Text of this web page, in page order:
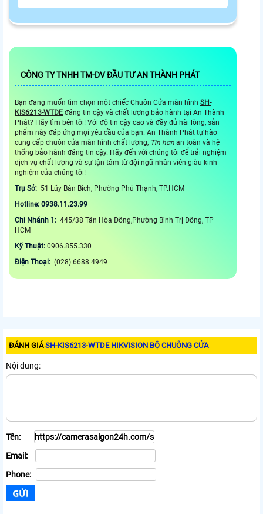
CÔNG TY TNHH TM-DV ĐẦU TƯ AN THÀNH PHÁT
Bạn đang muốn tìm chọn một chiếc Chuôn Cửa màn hình SH-
KIS6213-WTDE đáng tin cậy và chất lượng bảo hành tại An Thành
Phát? Hãy tìm bên tôi! Với độ tin cậy cao và đầy đủ hài lòng, sản
phẩm này đáp ứng mọi yêu cầu của bạn. An Thành Phát tự hào
cung cấp chuôn cửa màn hình chất lượng, Tin hơn an toàn và hệ
thống bảo hành đáng tin cậy. Hãy đến với chúng tôi để trải nghiệm
dịch vụ chất lượng và sự tận tâm từ đội ngũ nhân viên giàu kinh
nghiệm của chúng tôi!
Trụ Sở: 51 Lũy Bán Bích, Phường Phú Thạnh, TP.HCM
Hotline: 0938.11.23.99
Chi Nhánh 1: 445/38 Tân Hòa Đông,Phường Bình Trị Đông, TP
HCM
Kỹ Thuật: 0906.855.330
Điện Thoại: (028) 6688.4949
ĐÁNH GIÁSH-KIS6213-WTDE HIKVISION BỘ CHUÔNG CỬA
Nội dung:
Tên:
Email:
Phone: